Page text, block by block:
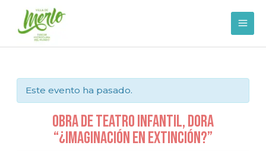
contenido
Este evento ha pasado.
Obra de Teatro Infantil, Dora
“¿Imaginación en Extinción?”